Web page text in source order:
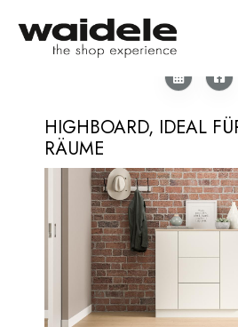
HIGHBOARD, IDEAL
RÄUME